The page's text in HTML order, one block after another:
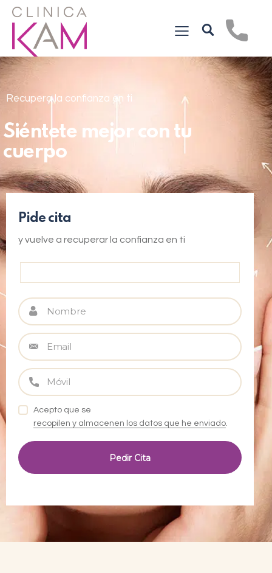
Recupera la confianza en ti
Siéntete mejor con tu
cuerpo
Pide cita
y vuelve a recuperar la confianza en ti
Acepto que se
recopilen y almacenen los datos que he enviado.